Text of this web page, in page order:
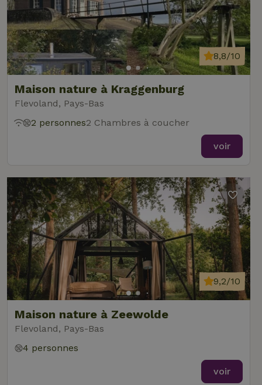
Maison nature à Kraggenburg
Flevoland, Pays-Bas
8,8/10
2 personnes2 Chambres à coucher
voir
Maison nature à Zeewolde
Flevoland, Pays-Bas
9,2/10
4 personnes
voir